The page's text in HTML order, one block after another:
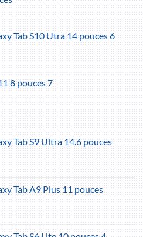
Tab S10 Utra 14 pouces 6
8 pouces 7
Tab S9 Ultra 14.6 pouces
Tab A9 Plus 11 pouces